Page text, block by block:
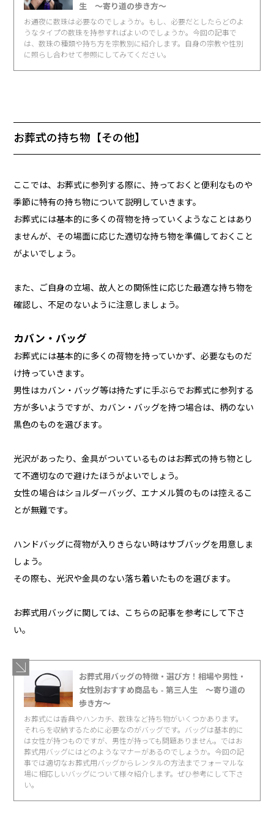
生 〜寄り道の歩き方〜
お通夜に数珠は必要なのでしょうか。もし、必要だとしたらどのよ
うなタイプの数珠を持参すればよいのでしょうか。今回の記事で
は、数珠の種類や持ち方を宗教別に紹介します。自身の宗教や性別
に照らし合わせて参照にしてみてください。
お葬式の持ち物【その他】
ここでは、お葬式に参列する際に、持っておくと便利なものや
季節に特有の持ち物について説明していきます。
お葬式には基本的に多くの荷物を持っていくようなことはあり
ませんが、その場面に応じた適切な持ち物を準備しておくこと
がよいでしょう。
また、ご自身の立場、故人との関係性に応じた最適な持ち物を
確認し、不足のないように注意しましょう。
カバン・バッグ
お葬式には基本的に多くの荷物を持っていかず、必要なものだ
け持っていきます。
男性はカバン・バッグ等は持たずに手ぶらでお葬式に参列する
方が多いようですが、カバン・バッグを持つ場合は、柄のない
黒色のものを選びます。
光沢があったり、金具がついているものはお葬式の持ち物とし
て不適切なので避けたほうがよいでしょう。
女性の場合はショルダーバッグ、エナメル質のものは控えるこ
とが無難です。
ハンドバッグに荷物が入りきらない時はサブバッグを用意しま
しょう。
その際も、光沢や金具のない落ち着いたものを選びます。
お葬式用バッグに関しては、こちらの記事を参考にして下さ
い。
お葬式用バッグの特徴・選び方！相場や男性・
女性別おすすめ商品も - 第三人生 〜寄り道の
歩き方〜
お葬式には香典やハンカチ、数珠など持ち物がいくつかあります。
それらを収納するために必要なのがバッグです。バッグは基本的に
は女性が持つものですが、男性が持っても問題ありません。ではお
葬式用バッグにはどのようなマナーがあるのでしょうか。今回の記
事では適切なお葬式用バッグからレンタルの方法までフォーマルな
場に相応しいバッグについて様々紹介します。ぜひ参考にして下さ
い。